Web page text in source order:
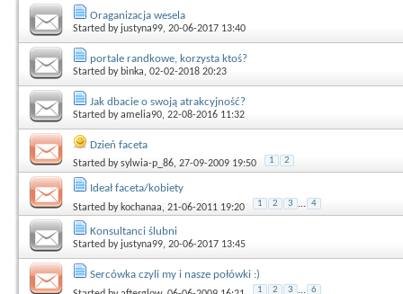
Oraganizacja wesela
Started by justyna99, 20-06-2017 13:40
portale randkowe, korzysta ktoś?
Started by binka, 02-02-2018 20:23
Jak dbacie o swoją atrakcyjność?
Started byamelia90, 22-08-2016 11:32
Dzień faceta
Started bysylwia-p_86, 27-09-2009 19:50 1 2
Ideał faceta/kobiety
Started by kochanaa, 21-06-2011 19:20 1 2 3 ... 4
Konsultanci ślubni
Started by justyna99, 20-06-2017 13:45
Sercówka czyli my i nasze połówki :)
1 2 3 ... 6